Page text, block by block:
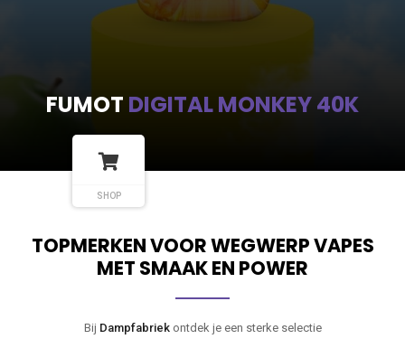
FUMOT DIGITAL MONKEY 40K
SHOP
TOPMERKEN VOOR WEGWERP VAPES
MET SMAAK EN POWER
Bij Dampfabriekontdek je een sterke selectie